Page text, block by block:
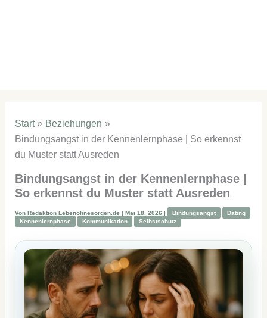
Start
Beziehungen
Bindungsangst in der Kennenlernphase | So erkennst
du Muster statt Ausreden
Bindungsangst in der Kennenlernphase |
So erkennst du Muster statt Ausreden
Von Redaktion Lebenohnesorgen.de | Mai 18, 2026 | Bindungsangst
Dating
Kennenlernphase
Kommunikation Selbstschutz